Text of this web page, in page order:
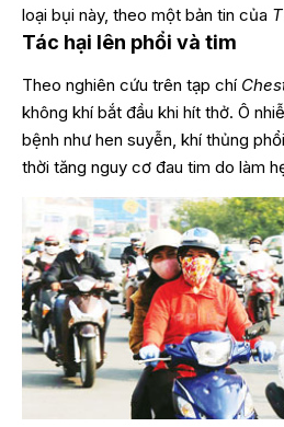
loại bụi này, theo một bản tin của
Tác hại lên phổi và tim
Theo nghiên cứu trên tạp chí
không khí bắt đầu khi hít thở. Ô
bệnh như hen suyễn, khí thủng
thời tăng nguy cơ đau tim do làm